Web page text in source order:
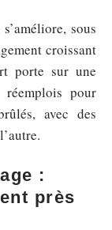
sous
croissant
porte sur une
réemplois pour
avec des
:
près